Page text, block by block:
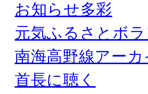
お知らせ多彩
元気ふるさとボ
南海高野線アー
首長に聴く